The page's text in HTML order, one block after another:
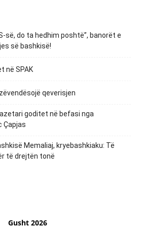
së, do ta hedhim poshtë”, banorët e
së bashkisë!
në SPAK
qeverisjen
goditet në befasi nga
Çapjas
Memaliaj, kryebashkiaku: Të
të drejtën tonë
Gusht 2026